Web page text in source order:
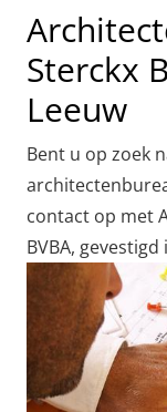
Sterckx
Leeuw
Bent u op zoek
contact op met
BVBA,